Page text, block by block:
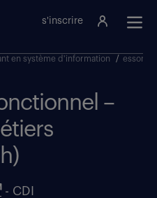
s'inscrire
en système d'information / essonne
–
- CDI